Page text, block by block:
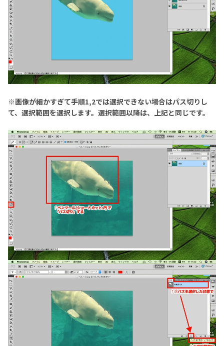
※画像が細かすぎて手順1,2では選択できない場合はパス切りし
て、選択範囲を選択します。選択範囲以降は、上記と同じです。